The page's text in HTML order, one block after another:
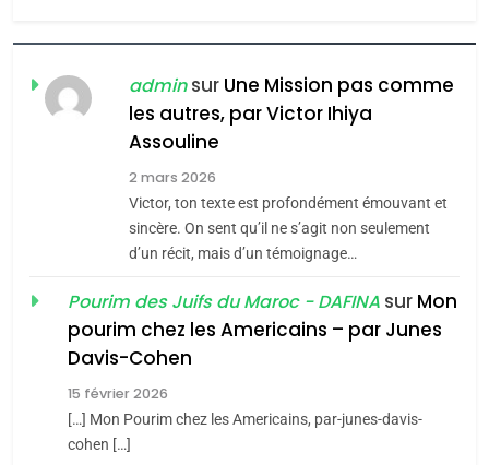
FIÈRE, DIGNE ET RÉSILIENTE :
POURQUOI JE REVENDIQUE
MA JUDAÏTE par Thérèse
Zrihen-Dvir
ISRAÉL JUDAISME
CE QUI NOUS MANQUE –
Jacques Hadida
JUDAISME
Maroc : Les amandes de
Tafraout, le miel de Tadla
du terroir
adminsur Une Mission pas comme
les autres, par Victor Ihiya
Assouline
2 mars 2026
Victor, ton texte est profondément émouvant et
sincère. On sent qu’il ne s’agit non seulement
d’un récit, mais d’un témoignage…
Pourim des Juifs du Maroc - DAFINA sur Mon
pourim chez les Americains – par Junes
Davis-Cohen
15 février 2026
[…] Mon Pourim chez les Americains, par-junes-davis-
cohen […]